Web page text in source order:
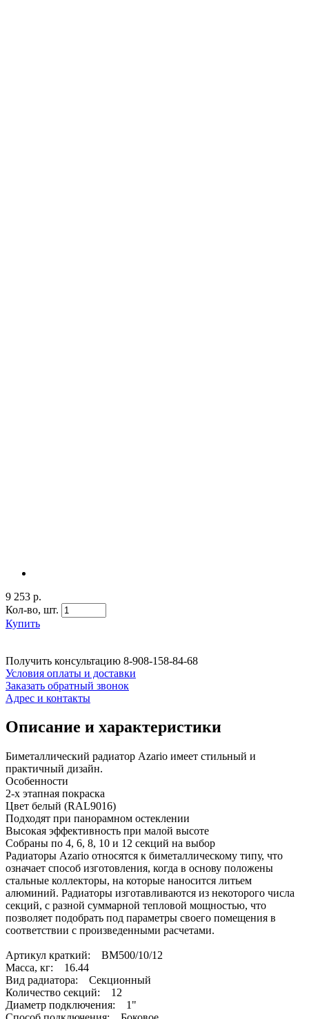
9 253 р.
Кол-во, шт.
Купить
Получить консультацию 8-908-158-84-68
Условия оплаты и доставки
Заказать обратный звонок
Адрес и контакты
Описание и характеристики
Биметаллический радиатор Azario имеет стильный и
практичный дизайн.
Особенности
2-х этапная покраска
Цвет белый (RAL9016)
Подходят при панорамном остеклении
Высокая эффективность при малой высоте
Собраны по 4, 6, 8, 10 и 12 секций на выбор
Радиаторы Azario относятся к биметаллическому типу, что
означает способ изготовления, когда в основу положены
стальные коллекторы, на которые наносится литьем
алюминий. Радиаторы изготавливаются из некоторого числа
секций, с разной суммарной тепловой мощностью, что
позволяет подобрать под параметры своего помещения в
соответствии с произведенными расчетами.
Артикул краткий: BM500/10/12
Масса, кг: 16.44
Вид радиатора: Секционный
Количество секций: 12
Диаметр подключения: 1"